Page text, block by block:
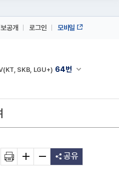
공개 로그인 모바일
채널안내 펼쳐
SKB, LGU+) 64번
SKB, LGU+)
공유